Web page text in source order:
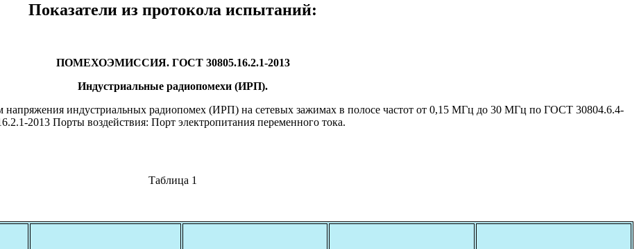
Показатели из протокола испытаний:
ПОМЕХОЭМИССИЯ. ГОСТ 30805.16.2.1-2013
Индустриальные радиопомехи (ИРП).
индустриальных радиопомех (ИРП) на сетевых зажимах в полосе частот от 0,15 МГц до 30 МГц по ГОСТ 30804.6.4-
2013 Порты воздействия: Порт электропитания переменного тока.
Таблица 1